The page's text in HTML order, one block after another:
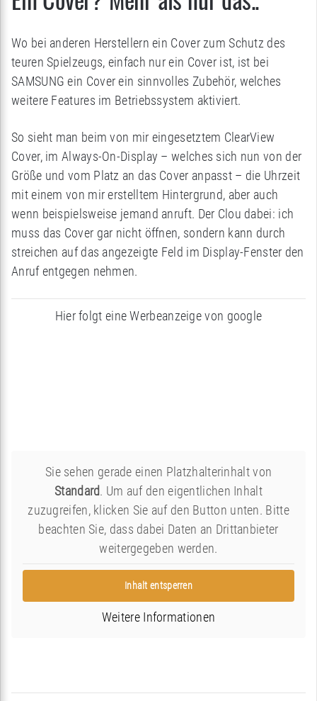
Wo bei anderen Herstellern ein Cover zum Schutz des
teuren Spielzeugs, einfach nur ein Cover ist, ist bei
SAMSUNG ein Cover ein sinnvolles Zubehör, welches
weitere Features im Betriebssystem aktiviert.
So sieht man beim von mir eingesetztem ClearView
Cover, im Always-On-Display – welches sich nun von der
Größe und vom Platz an das Cover anpasst – die Uhrzeit
mit einem von mir erstelltem Hintergrund, aber auch
wenn beispielsweise jemand anruft. Der Clou dabei: ich
muss das Cover gar nicht öffnen, sondern kann durch
streichen auf das angezeigte Feld im Display-Fenster den
Anruf entgegen nehmen.
Hier folgt eine Werbeanzeige von google
Sie sehen gerade einen Platzhalterinhalt von
Standard. Um auf den eigentlichen Inhalt
zuzugreifen, klicken Sie auf den Button unten. Bitte
beachten Sie, dass dabei Daten an Drittanbieter
weitergegeben werden.
Inhalt entsperren
Weitere Informationen